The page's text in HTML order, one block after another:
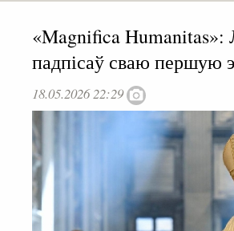
«Magnifica
падпісаў сваю першую
18.05.2026 22:29